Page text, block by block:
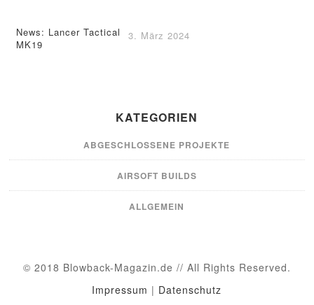
News: Lancer Tactical
MK19
3. März 2024
KATEGORIEN
ABGESCHLOSSENE PROJEKTE
AIRSOFT BUILDS
ALLGEMEIN
© 2018 Blowback-Magazin.de // All Rights Reserved.
Impressum | Datenschutz